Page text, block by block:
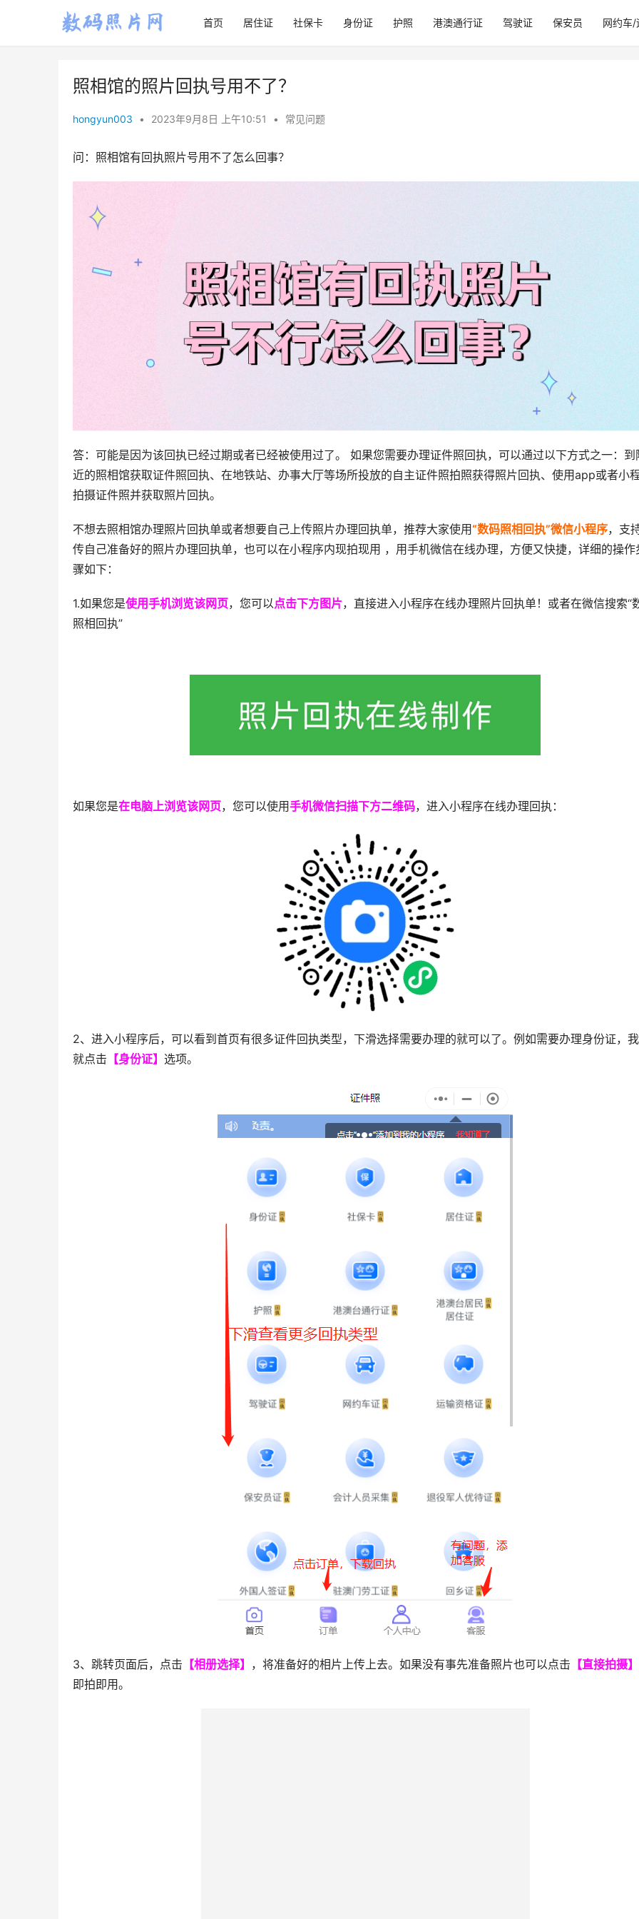
首页 居住证 社保卡 身份证 护照 港澳通行证 驾驶证 保安员 网约车/
照相馆的照片回执号用不了？
hongyun003 • 2023年9月8日 上午10:51 • 常见问题
问：照相馆有回执照片号用不了怎么回事？
答：可能是因为该回执已经过期或者已经被使用过了。 如果您需要办理证件照回执，可以通过以下方式之一：到
近的照相馆获取证件照回执、在地铁站、办事大厅等场所投放的自主证件照拍照获得照片回执、使用app或者小
拍摄证件照并获取照片回执。
不想去照相馆办理照片回执单或者想要自己上传照片办理回执单，推荐大家使用“数码照相回执”微信小程序，支
传自己准备好的照片办理回执单，也可以在小程序内现拍现用 ，用手机微信在线办理，方便又快捷，详细的操作
骤如下：
1.如果您是使用手机浏览该网页，您可以 点击下方图片，直接进入小程序在线办理照片回执单！或者在微信搜索“
照相回执”
如果您是在电脑上浏览该网页，您可以使用手机微信扫描下方二维码，进入小程序在线办理回执：
2、进入小程序后，可以看到首页有很多证件回执类型，下滑选择需要办理的就可以了。例如需要办理身份证，
就点击 【身份证】 选项。
3、跳转页面后，点击 【相册选择】 ，将准备好的相片上传上去。如果没有事先准备照片也可以点击 【直接拍摄】
即拍即用。